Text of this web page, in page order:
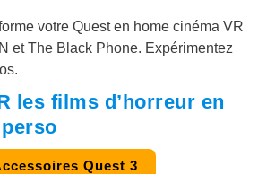
votre Quest en home cinéma VR
et The Black Phone. Expérimentez
les films d’horreur en
Quest 3